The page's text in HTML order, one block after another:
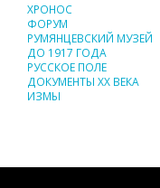
ХРОНОС
ФОРУМ
РУМЯНЦЕВСКИЙ МУЗЕЙ
ДО 1917 ГОДА
РУССКОЕ ПОЛЕ
ДОКУМЕНТЫ XX ВЕКА
ИЗМЫ